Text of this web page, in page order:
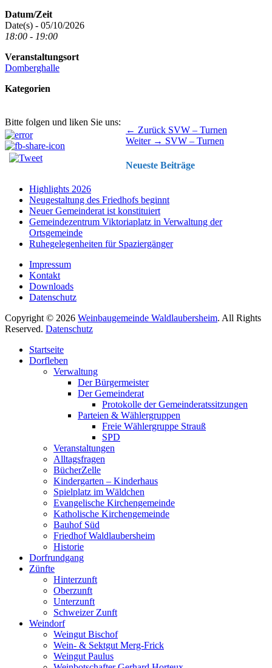
Datum/Zeit
Date(s) - 05/10/2026
18:00 - 19:00
Veranstaltungsort
Domberghalle
Kategorien
Bitte folgen und liken Sie uns:
Beitragsnavigation ← Zurück Vorhergehender
Beitrag:
SVW – Turnen
Weiter → Nächster
SVW – Turnen
Neueste Beiträge
Highlights 2026
Neugestaltung des Friedhofs beginnt
Neuer Gemeinderat ist konstituiert
Gemeindezentrum Viktoriaplatz in Verwaltung der
Ortsgemeinde
Ruhegelegenheiten für Spaziergänger
Impressum
Kontakt
Downloads
Datenschutz
Copyright © 2026 Weinbaugemeinde Waldlaubersheim. All Rights
Reserved. Datenschutz
oben
scrollen
Startseite
Dorfleben
Verwaltung
Der Bürgermeister
Der Gemeinderat
Protokolle der Gemeinderatssitzungen
Parteien & Wählergruppen
Freie Wählergruppe Strauß
SPD
Veranstaltungen
Alltagsfragen
BücherZelle
Kindergarten – Kinderhaus
Spielplatz im Wäldchen
Evangelische Kirchengemeinde
Katholische Kirchengemeinde
Bauhof Süd
Friedhof Waldlaubersheim
Historie
Dorfrundgang
Zünfte
Hinterzunft
Oberzunft
Unterzunft
Schweizer Zunft
Weindorf
Weingut Bischof
Wein- & Sektgut Merg-Frick
Weingut Paulus